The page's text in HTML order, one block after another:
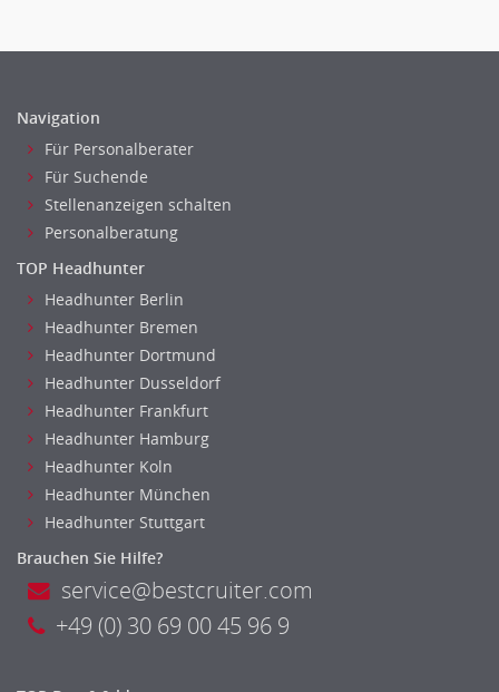
Navigation
Für Personalberater
Für Suchende
Stellenanzeigen schalten
Personalberatung
TOP Headhunter
Headhunter Berlin
Headhunter Bremen
Headhunter Dortmund
Headhunter Dusseldorf
Headhunter Frankfurt
Headhunter Hamburg
Headhunter Koln
Headhunter München
Headhunter Stuttgart
Brauchen Sie Hilfe?
service@bestcruiter.com
+49 (0) 30 69 00 45 96 9